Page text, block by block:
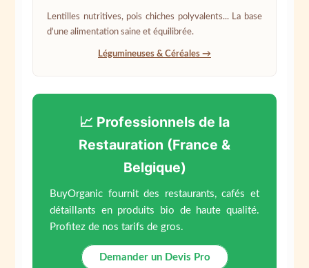
Lentilles nutritives, pois chiches polyvalents... La base
d'une alimentation saine et équilibrée.
Légumineuses & Céréales →
📈 Professionnels de la
Restauration (France &
Belgique)
BuyOrganic fournit des restaurants, cafés et
détaillants en produits bio de haute qualité.
Profitez de nos tarifs de gros.
Demander un Devis Pro